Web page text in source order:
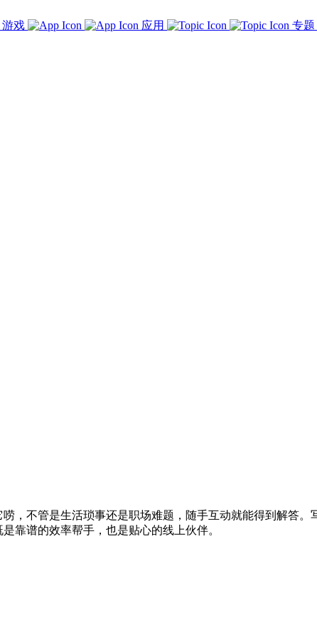
游戏 应用 专题
，不管是生活琐事还是职场难题，随手互动就能得到解答
靠谱的效率帮手，也是贴心的线上伙伴。